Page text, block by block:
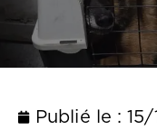
Publié le :